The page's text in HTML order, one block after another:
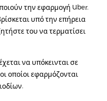
την εφαρμογή Uber.
υπό την επήρεια
του να τερματίσει
να υπόκεινται σε
οποίοι εφαρμόζονται